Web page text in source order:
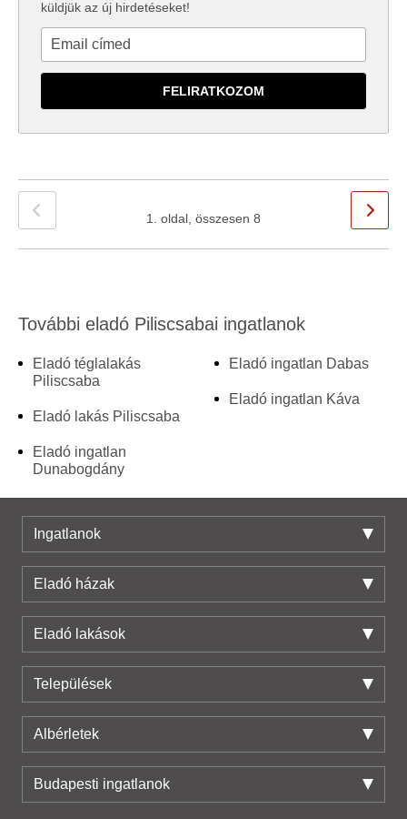
küldjük az új hirdetéseket!
1. oldal, összesen 8
További eladó Piliscsabai ingatlanok
Eladó téglalakás
Piliscsaba
Eladó lakás Piliscsaba
Eladó ingatlan
Dunabogdány
Eladó ingatlan Dabas
Eladó ingatlan Káva
Ingatlanok
Eladó házak
Eladó lakások
Települések
Albérletek
Budapesti ingatlanok